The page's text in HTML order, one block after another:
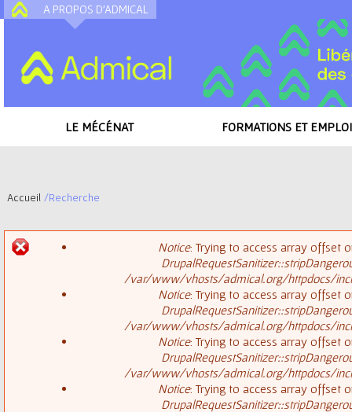
A PROPOS D'ADMICAL
LE MÉCÉNAT FORMATIONS ET
Accueil /Recherche
Notice: Trying to access array offset
/var/www/vhosts/admical.org/httpdocs/
Notice: Trying to access array offset
/var/www/vhosts/admical.org/httpdocs/
Notice: Trying to access array offset
/var/www/vhosts/admical.org/httpdocs/
Notice: Trying to access array offset